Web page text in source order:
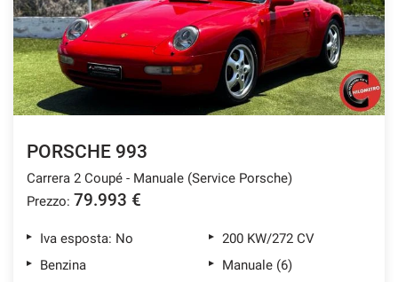
PORSCHE 993
Carrera 2 Coupé - Manuale (Service Porsche)
Prezzo: 79.993 €
Iva esposta: No
200 KW/272 CV
Benzina
Manuale (6)